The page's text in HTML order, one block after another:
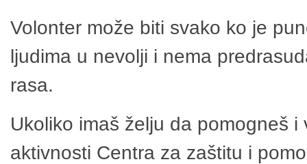
Volonter može biti svako ko je
ljudima u nevolji i nema
rasa.
Ukoliko imaš želju da pomogneš
aktivnosti Centra za zaštitu i